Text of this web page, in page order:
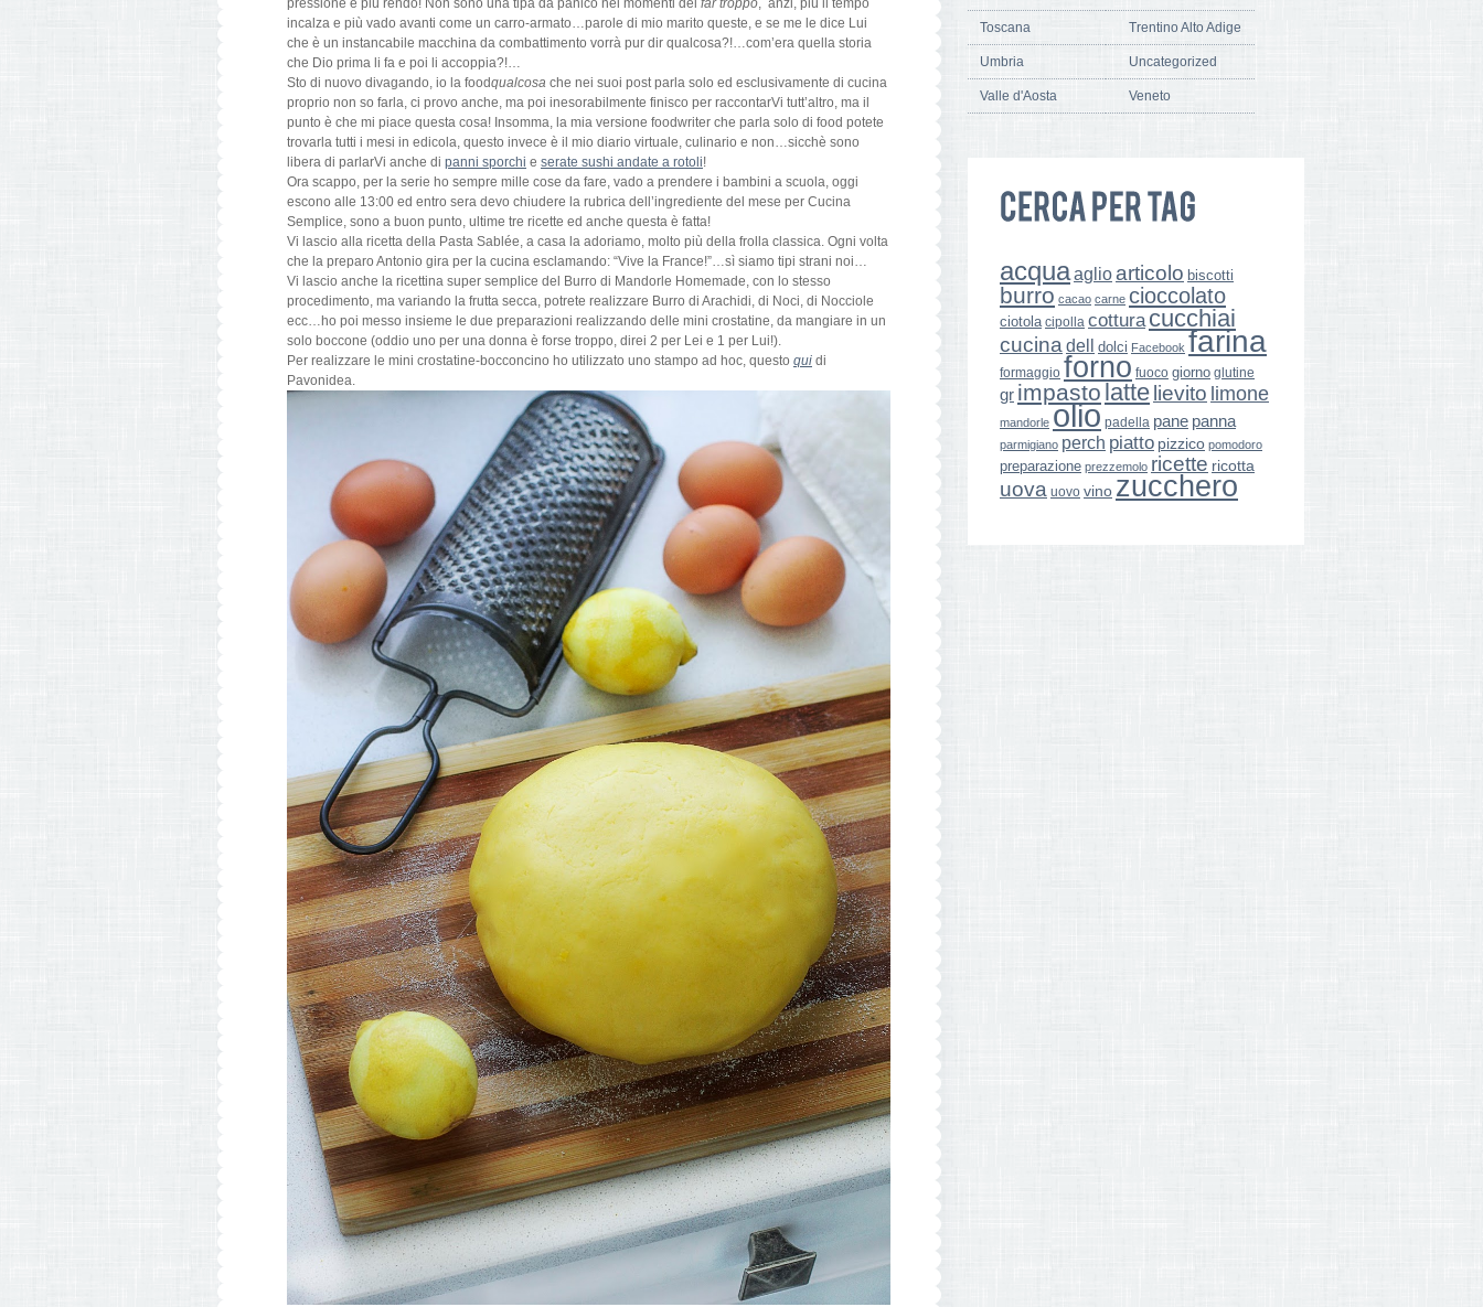
incalza e più vado avanti come un carro-armato…parole di mio marito queste, e se me le dice Lui
che è un instancabile macchina da combattimento vorrà pur dir qualcosa?!…com’era quella storia
che Dio prima li fa e poi li accoppia?!…
Sto di nuovo divagando, io la foodqualcosa che nei suoi post parla solo ed esclusivamente di cucina
proprio non so farla, ci provo anche, ma poi inesorabilmente finisco per raccontarVi tutt’altro, ma il
punto è che mi piace questa cosa! Insomma, la mia versione foodwriter che parla solo di food potete
trovarla tutti i mesi in edicola, questo invece è il mio diario virtuale, culinario e non…sicchè sono
libera di parlarVi anche di panni sporchi e serate sushi andate a rotoli!
Ora scappo, per la serie ho sempre mille cose da fare, vado a prendere i bambini a scuola, oggi
escono alle 13:00 ed entro sera devo chiudere la rubrica dell’ingrediente del mese per Cucina
Semplice, sono a buon punto, ultime tre ricette ed anche questa è fatta!
Vi lascio alla ricetta della Pasta Sablée, a casa la adoriamo, molto più della frolla classica. Ogni volta
che la preparo Antonio gira per la cucina esclamando: “Vive la France!”…sì siamo tipi strani noi…
Vi lascio anche la ricettina super semplice del Burro di Mandorle Homemade, con lo stesso
procedimento, ma variando la frutta secca, potrete realizzare Burro di Arachidi, di Noci, di Nocciole
ecc…ho poi messo insieme le due preparazioni realizzando delle mini crostatine, da mangiare in un
solo boccone (oddio uno per una donna è forse troppo, direi 2 per Lei e 1 per Lui!).
Per realizzare le mini crostatine-bocconcino ho utilizzato uno stampo ad hoc, questo qui di
Pavonidea.
Toscana Trentino Alto Adige
Umbria Uncategorized
Valle d'Aosta Veneto
acquaaglio articolo biscotti
burro cacao carne cioccolato
ciotola cipolla cottura cucchiai
cucina dell dolci Facebook farina
formaggio forno fuoco giorno glutine
gr impasto latte lievito limone
mandorle olio padella pane panna
parmigiano perch piatto pizzico pomodoro
preparazione prezzemolo ricette ricotta
uova uovo vino zucchero